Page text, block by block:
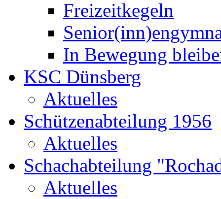
Freizeitkegeln
In Bewegung
KSC Dünsberg
Aktuelles
Schützenabteilung 1956
Aktuelles
Schachabteilung
Aktuelles